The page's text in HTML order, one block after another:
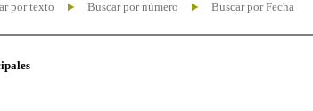
por texto Buscar por número Buscar por Fecha